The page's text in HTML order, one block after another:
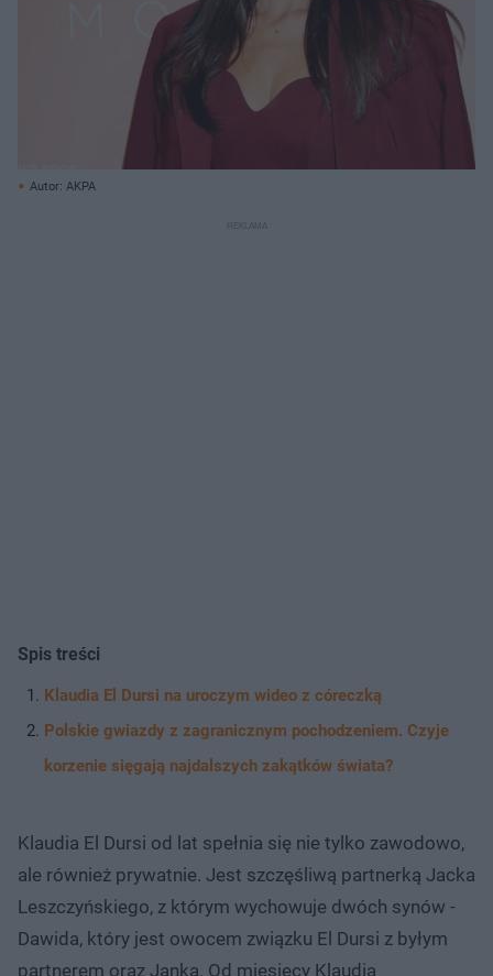
Autor: AKPA
Spis treści
Klaudia El Dursi na uroczym wideo z córeczką
Polskie gwiazdy z zagranicznym pochodzeniem. Czyje
korzenie sięgają najdalszych zakątków świata?
Klaudia El Dursi od lat spełnia się nie tylko zawodowo,
ale również prywatnie. Jest szczęśliwą partnerką Jacka
Leszczyńskiego, z którym wychowuje dwóch synów -
Dawida, który jest owocem związku El Dursi z byłym
partnerem oraz Janka. Od miesięcy Klaudia